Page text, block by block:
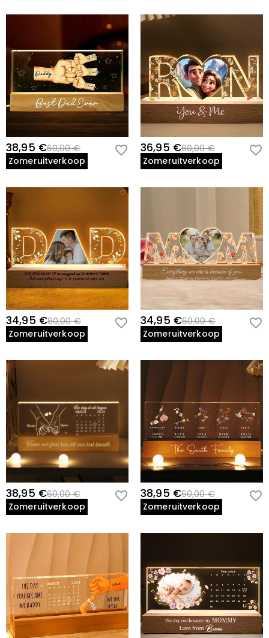
38,95 €60,00 €
Zomeruitverkoop
36,95 €60,00 €
Zomeruitverkoop
34,95 €80,00 €
Zomeruitverkoop
34,95 €60,00 €
Zomeruitverkoop
38,95 €60,00 €
Zomeruitverkoop
38,95 €60,00 €
Zomeruitverkoop